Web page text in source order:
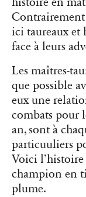
Contrairement
ici taureaux et
face à leurs
Les maîtres-
que possible
eux une
combats pour
an, sont à
particuuliers
Voici
champion en
plume.